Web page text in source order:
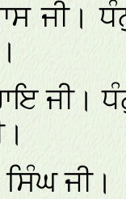
ਜੀ।
ਜੀ।
ਜੀ।